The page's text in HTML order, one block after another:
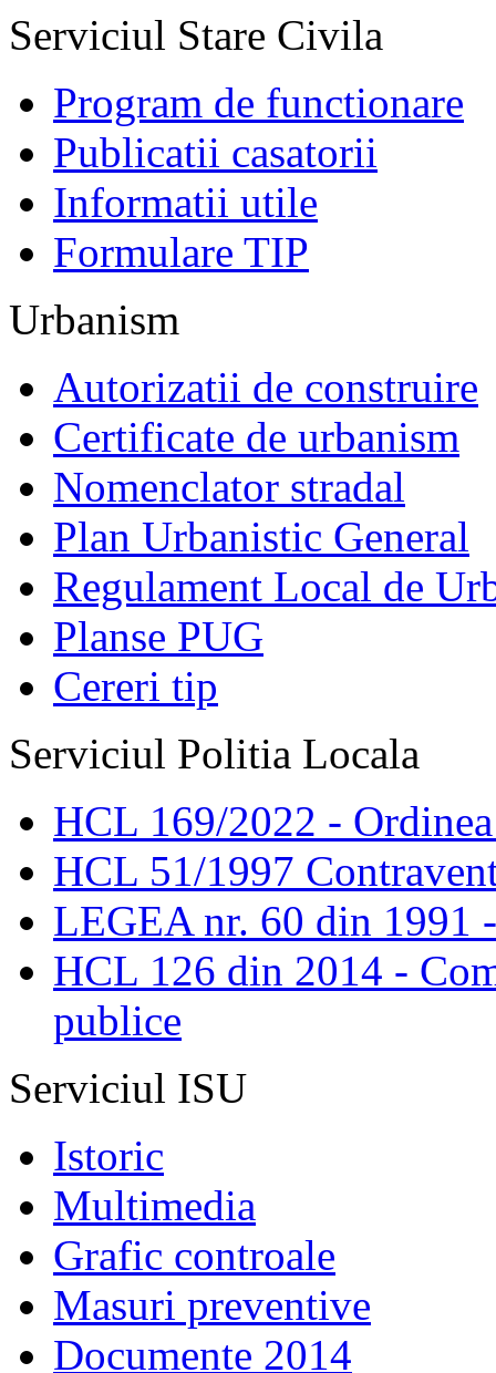
Serviciul Stare Civila
Program de functionare
Publicatii casatorii
Informatii utile
Formulare TIP
Urbanism
Autorizatii de construire
Certificate de urbanism
Nomenclator stradal
Plan Urbanistic General
Regulament Local de
Planse PUG
Cereri tip
Serviciul Politia Locala
HCL 169/2022 -
HCL 51/1997
LEGEA nr. 60 din 1991
HCL 126 din 2014 -
publice
Serviciul ISU
Istoric
Multimedia
Grafic controale
Masuri preventive
Documente 2014